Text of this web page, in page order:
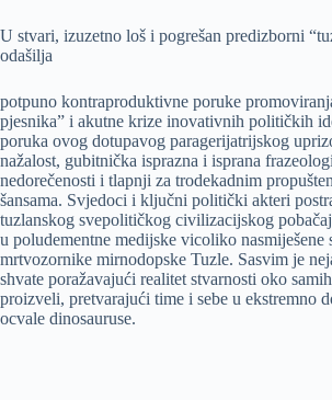
U stvari, izuzetno loš i pogrešan predizborni
odašilja
potpuno kontraproduktivne poruke
pjesnika” i akutne krize inovativnih političkih
poruka ovog dotupavog paragerijatrijskog
nažalost, gubitnička isprazna i isprana
nedorečenosti i tlapnji za trodekadnim
šansama. Svjedoci i ključni politički akteri
tuzlanskog svepolitičkog civilizacijskog
u poludementne medijske vicoliko nasmiješene
mrtvozornike mirnodopske Tuzle. Sasvim je
shvate poražavajući realitet stvarnosti oko
proizveli, pretvarajući time i sebe u ekstremno
ocvale dinosauruse.